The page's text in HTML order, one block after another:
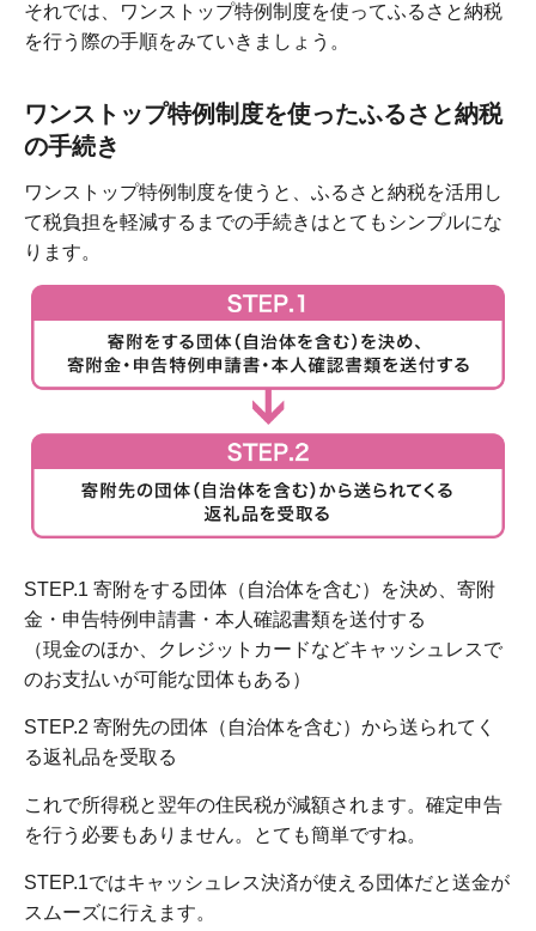
それでは、ワンストップ特例制度を使ってふるさと納税
を行う際の手順をみていきましょう。
ワンストップ特例制度を使ったふるさと納税
の手続き
ワンストップ特例制度を使うと、ふるさと納税を活用し
て税負担を軽減するまでの手続きはとてもシンプルにな
ります。
STEP.1 寄附をする団体（自治体を含む）を決め、寄附
金・申告特例申請書・本人確認書類を送付する
（現金のほか、クレジットカードなどキャッシュレスで
のお支払いが可能な団体もある）
STEP.2 寄附先の団体（自治体を含む）から送られてく
る返礼品を受取る
これで所得税と翌年の住民税が減額されます。確定申告
を行う必要もありません。とても簡単ですね。
STEP.1ではキャッシュレス決済が使える団体だと送金が
スムーズに行えます。